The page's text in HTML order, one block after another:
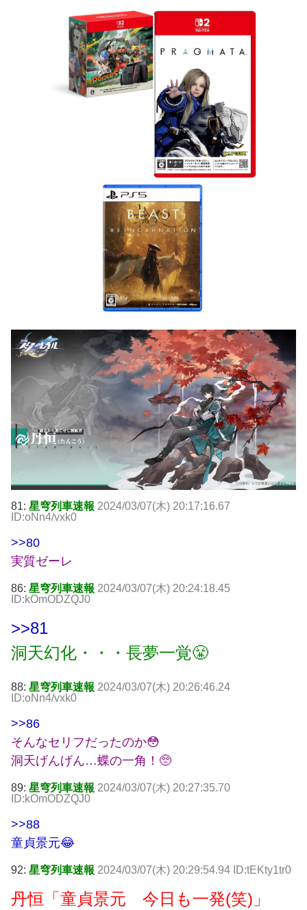
81: 星穹列車速報 2024/03/07(木) 20:17:16.67
ID:oNn4/vxk0
>>80
実質ゼーレ
86: 星穹列車速報 2024/03/07(木) 20:24:18.45
ID:kOmODZQJ0
>>81
洞天幻化・・・長夢一覚😤
88: 星穹列車速報 2024/03/07(木) 20:26:46.24
ID:oNn4/vxk0
>>86
そんなセリフだったのか😳
洞天げんげん…蝶の一角！🥺
89: 星穹列車速報 2024/03/07(木) 20:27:35.70
ID:kOmODZQJ0
>>88
童貞景元😂
92: 星穹列車速報 2024/03/07(木) 20:29:54.94 ID:tEKty1tr0
丹恒「童貞景元 今日も一発(笑)」